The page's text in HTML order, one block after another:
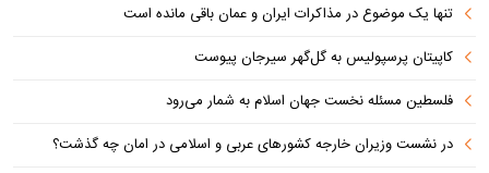
تنها یک موضوع در مذاکرات ایران و عمان باقی مانده است
کاپیتان پرسپولیس به گل‌گهر سیرجان پیوست
فلسطین مسئله نخست جهان اسلام به شمار می‌رود
در نشست وزیران خارجه کشورهای عربی و اسلامی در امان چه گذشت؟